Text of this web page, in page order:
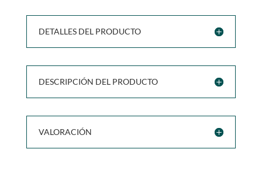
DETALLES DEL PRODUCTO
DESCRIPCIÓN DEL PRODUCTO
VALORACIÓN